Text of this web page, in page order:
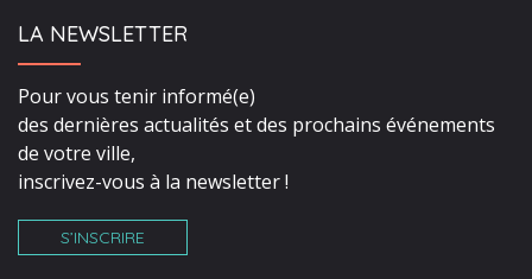
LA NEWSLETTER
Pour vous tenir informé(e)
des dernières actualités et des prochains événements
de votre ville,
inscrivez-vous à la newsletter !
S’INSCRIRE